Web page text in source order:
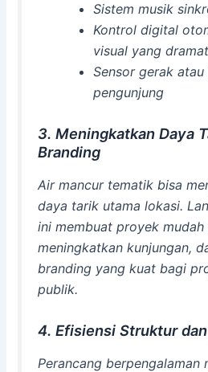
Sistem musik
Kontrol digital
visual yang
Sensor gerak
pengunjung
3. Meningkatkan Daya
Branding
Air mancur tematik bisa
daya tarik utama lokasi.
ini membuat proyek mudah
meningkatkan kunjungan,
branding yang kuat bagi
publik.
4. Efisiensi Struktur
Perancang berpengalaman